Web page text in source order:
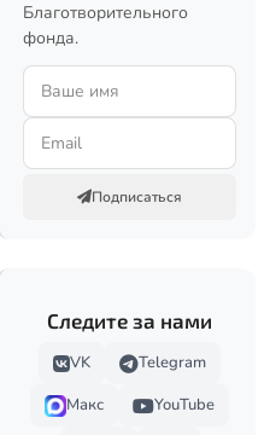
Благотворительного
фонда.
Подписаться
Следите за нами
VK
Telegram
Макс
YouTube